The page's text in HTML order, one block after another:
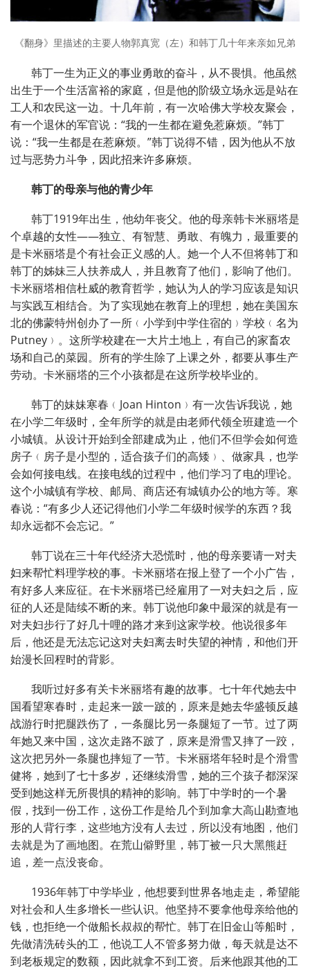
《翻身》里描述的主要人物郭真宽（左）和韩丁几十年来亲如兄弟
韩丁一生为正义的事业勇敢的奋斗，从不畏惧。他虽然
出生于一个生活富裕的家庭，但是他的阶级立场永远是站在
工人和农民这一边。十几年前，有一次哈佛大学校友聚会，
有一个退休的军官说：“我的一生都在避免惹麻烦。”韩丁
说：“我一生都是在惹麻烦。”韩丁说得不错，因为他从不放
过与恶势力斗争，因此招来许多麻烦。
韩丁的母亲与他的青少年
韩丁1919年出生，他幼年丧父。他的母亲韩卡米丽塔是
个卓越的女性——独立、有智慧、勇敢、有魄力，最重要的
是卡米丽塔是个有社会正义感的人。她一个人不但将韩丁和
韩丁的姊妹三人扶养成人，并且教育了他们，影响了他们。
卡米丽塔相信杜威的教育哲学，她认为人的学习应该是知识
与实践互相结合。为了实现她在教育上的理想，她在美国东
北的佛蒙特州创办了一所﹙小学到中学住宿的﹚学校﹙名为
Putney ﹚。这所学校建在一大片土地上，有自己的家畜农
场和自己的菜园。所有的学生除了上课之外，都要从事生产
劳动。卡米丽塔的三个小孩都是在这所学校毕业的。
韩丁的妹妹寒春﹙ Joan Hinton ﹚有一次告诉我说，她
在小学二年级时，全年所学的就是由老师代领全班建造一个
小城镇。从设计开始到全部建成为止，他们不但学会如何造
房子﹙房子是小型的，适合孩子们的高矮﹚、做家具，也学
会如何接电线。在接电线的过程中，他们学习了电的理论。
这个小城镇有学校、邮局、商店还有城镇办公的地方等。寒
春说：“有多少人还记得他们小学二年级时候学的东西？我
却永远都不会忘记。”
韩丁说在三十年代经济大恐慌时，他的母亲要请一对夫
妇来帮忙料理学校的事。卡米丽塔在报上登了一个小广告，
有好多人来应征。在卡米丽塔已经雇用了一对夫妇之后，应
征的人还是陆续不断的来。韩丁说他印象中最深的就是有一
对夫妇步行了好几十哩的路才来到这家学校。他说很多年
后，他还是无法忘记这对夫妇离去时失望的神情，和他们开
始漫长回程时的背影。
我听过好多有关卡米丽塔有趣的故事。七十年代她去中
国看望寒春时，走起来一跛一跛的，原来是她去华盛顿反越
战游行时把腿跌伤了，一条腿比另一条腿短了一节。过了两
年她又来中国，这次走路不跛了，原来是滑雪又摔了一跤，
这次把另外一条腿也摔短了一节。卡米丽塔年轻时是个滑雪
健将，她到了七十多岁，还继续滑雪，她的三个孩子都深深
受到她这样无所畏惧的精神的影响。韩丁中学时的一个暑
假，找到一份工作，这份工作是给几个到加拿大高山勘查地
形的人背行李，这些地方没有人去过，所以没有地图，他们
去就是为了画地图。在荒山僻野里，韩丁被一只大黑熊赶
追，差一点没丧命。
1936年韩丁中学毕业，他想要到世界各地走走，希望能
对社会和人生多增长一些认识。他坚持不要拿他母亲给他的
钱，也拒绝一个做船长叔叔的帮忙。韩丁在旧金山等船时，
先做清洗砖头的工，他说工人不管多努力做，每天就是达不
到老板规定的数额，因此就拿不到工资。后来他跟其他的工